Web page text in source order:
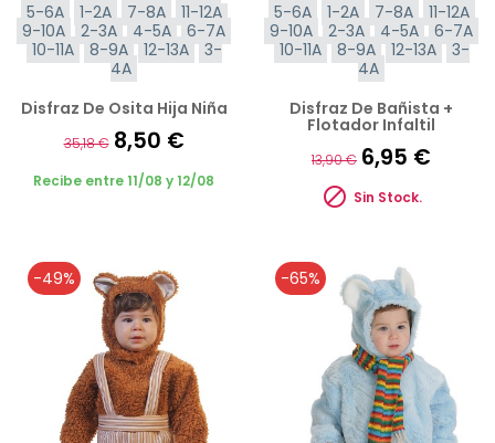
5-6A 1-2A 7-8A
11-12A
9-10A
2-3A 4-5A
6-7A
10-11A
8-9A 12-13A
3-
4A
Disfraz De Osita Hija Niña
35,18 € 8,50 €
Recibe entre 11/08 y 12/08
5-6A 1-2A 7-8A
11-12A
9-10A
2-3A 4-5A
6-7A
10-11A
8-9A 12-13A
3-
4A
Disfraz De Bañista +
Flotador Infaltil
13,90 € 6,95 €
 Sin Stock.
-49% -65%